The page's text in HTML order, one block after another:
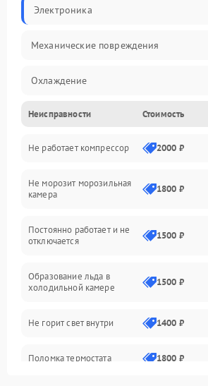
Электроника
Механические повреждения
Охлаждение
Механика
Электропитание
Дренаж
Неисправности Стоимость
Не работает компрессор 2000 ₽
Не морозит морозильная
камера
1800 ₽
Постоянно работает и не
отключается
1500 ₽
Образование льда в
холодильной камере
1500 ₽
Не горит свет внутри 1400 ₽
Поломка термостата 1800 ₽